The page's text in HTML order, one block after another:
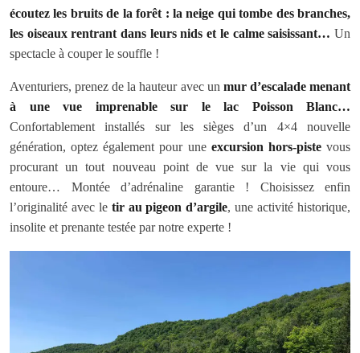
écoutez les bruits de la forêt : la neige qui tombe des branches,
les oiseaux rentrant dans leurs nids et le calme saisissant… Un
spectacle à couper le souffle !
Aventuriers, prenez de la hauteur avec un mur d’escalade menant
à une vue imprenable sur le lac Poisson Blanc…
Confortablement installés sur les sièges d’un 4×4 nouvelle
génération, optez également pour une excursion hors-pistevous
procurant un tout nouveau point de vue sur la vie qui vous
entoure… Montée d’adrénaline garantie ! Choisissez enfin
l’originalité avec le tir au pigeon d’argile, une activité historique,
insolite et prenante testée par notre experte !